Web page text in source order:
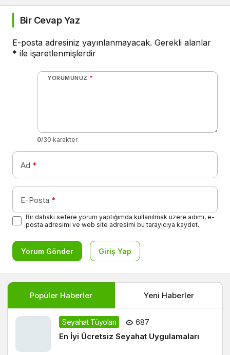
Bir Cevap Yaz
E-posta adresiniz yayınlanmayacak. Gerekli alanlar
* ile işaretlenmişlerdir
YORUMUNUZ *
0/30 karakter
Ad *
E-Posta *
Bir dahaki sefere yorum yaptığımda kullanılmak üzere adımı, e-
posta adresimi ve web site adresimi bu tarayıcıya kaydet.
Yorum Gönder Giriş Yap
Popüler Haberler Yeni Haberler
Seyahat Tüyoları 687
En İyi Ücretsiz Seyahat Uygulamaları